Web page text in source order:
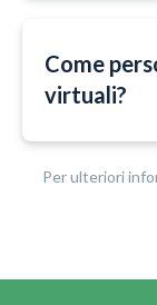
Come
virtuali?
Per ulteriori